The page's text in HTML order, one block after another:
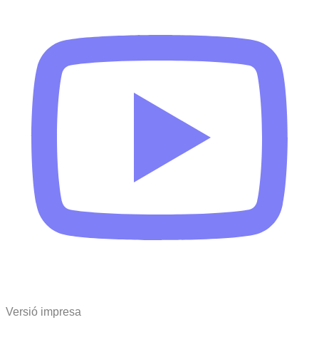
Versió impresa